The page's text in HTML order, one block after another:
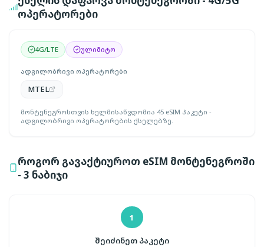
ოპერატორები
4G/LTE ულიმიტო
ადგილობრივი ოპერატორები
MTEL
მონტენეგროსთვის ხელმისაწვდომია 45 eSIM პაკეტი -
ადგილობრივი ოპერატორების ქსელებზე.
როგორ გავაქტიუროთ eSIM მონტენეგროში
- 3 ნაბიჯი
1
შეიძინეთ პაკეტი